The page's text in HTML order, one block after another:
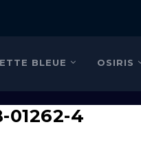
BLEUE OSIRIS
01262-4